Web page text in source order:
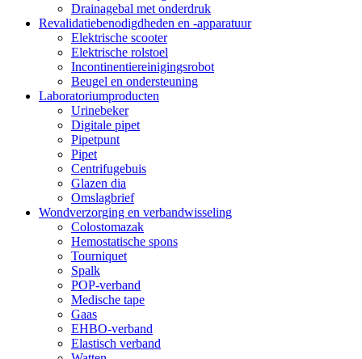
Drainagebal met onderdruk
Revalidatiebenodigdheden en -apparatuur
Elektrische scooter
Elektrische rolstoel
Incontinentiereinigingsrobot
Beugel en ondersteuning
Laboratoriumproducten
Urinebeker
Digitale pipet
Pipetpunt
Pipet
Centrifugebuis
Glazen dia
Omslagbrief
Wondverzorging en verbandwisseling
Colostomazak
Hemostatische spons
Tourniquet
Spalk
POP-verband
Medische tape
Gaas
EHBO-verband
Elastisch verband